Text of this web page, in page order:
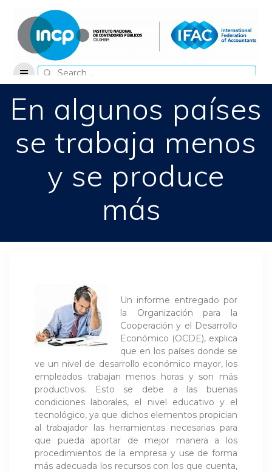
content
Search
for:
En algunos países
se trabaja menos
y se produce
más
Un informe entregado por
la Organización para la
Cooperación y el Desarrollo
Económico (OCDE), explica
que en los países donde se
ve un nivel de desarrollo económico mayor, los
empleados trabajan menos horas y son más
productivos. Esto se debe a las buenas
condiciones laborales, el nivel educativo y el
tecnológico, ya que dichos elementos propician
al trabajador las herramientas necesarias para
que pueda aportar de mejor manera a los
procedimientos de la empresa y use de forma
más adecuada los recursos con los que cuenta,